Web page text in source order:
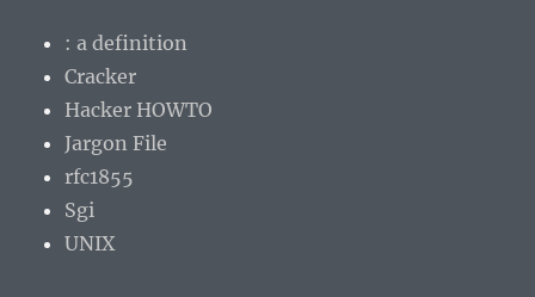
: a definition
Cracker
Hacker HOWTO
Jargon File
rfc1855
Sgi
UNIX